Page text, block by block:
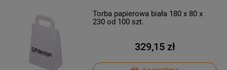
Torba papierowa biała 180 x 80 x
230 od 100 szt.
329,15 zł